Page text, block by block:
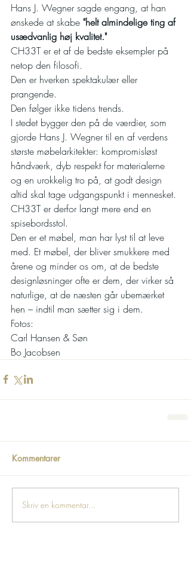
Hans J. Wegner sagde engang, at han
ønskede at skabe "helt almindelige ting af
usædvanlig høj kvalitet."
CH33T er et af de bedste eksempler på
netop den filosofi.
Den er hverken spektakulær eller
prangende.
Den følger ikke tidens trends.
I stedet bygger den på de værdier, som
gjorde Hans J. Wegner til en af verdens
største møbelarkitekter: kompromisløst
håndværk, dyb respekt for materialerne
og en urokkelig tro på, at godt design
altid skal tage udgangspunkt i mennesket.
CH33T er derfor langt mere end en
spisebordsstol.
Den er et møbel, man har lyst til at leve
med. Et møbel, der bliver smukkere med
årene og minder os om, at de bedste
designløsninger ofte er dem, der virker så
naturlige, at de næsten går ubemærket
hen – indtil man sætter sig i dem.
Fotos:
Carl Hansen & Søn
Bo Jacobsen
Kommentarer
Skriv en kommentar...